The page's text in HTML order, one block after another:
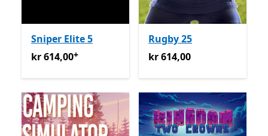
Sniper Elite 5
kr 614,00Tilbyr kjøp i appen
kr 614,00+
Rugby 25
kr 614,00
kr 614,00